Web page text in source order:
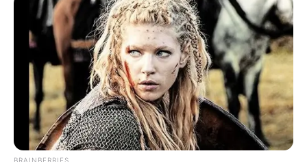
(foto: instagram/g_hanafiah)
2. Kekayaan alam memang tidak ada duanya
BRAINBERRIES